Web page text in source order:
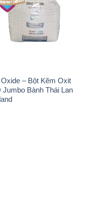
– Bột Kẽm Oxit
Jumbo Bành Thái Lan